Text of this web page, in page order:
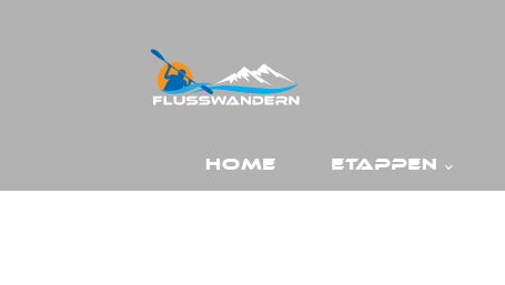
Home Etappen